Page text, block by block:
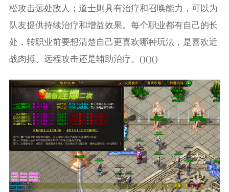
松攻击远处敌人；道士则具有治疗和召唤能力，可以为
队友提供持续治疗和增益效果。每个职业都有自己的长
处，转职业前要想清楚自己更喜欢哪种玩法，是喜欢近
战肉搏、远程攻击还是辅助治疗。()()()